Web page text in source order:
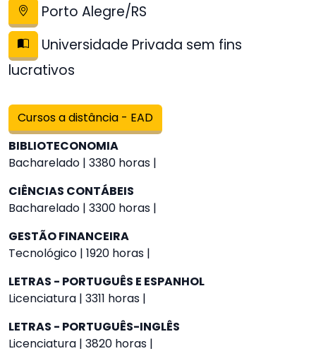
Porto Alegre/RS
Universidade Privada sem fins
lucrativos
Cursos a distância - EAD
BIBLIOTECONOMIA
Bacharelado | 3380 horas |
CIÊNCIAS CONTÁBEIS
Bacharelado | 3300 horas |
GESTÃO FINANCEIRA
Tecnológico | 1920 horas |
LETRAS - PORTUGUÊS E ESPANHOL
Licenciatura | 3311 horas |
LETRAS - PORTUGUÊS-INGLÊS
Licenciatura | 3820 horas |